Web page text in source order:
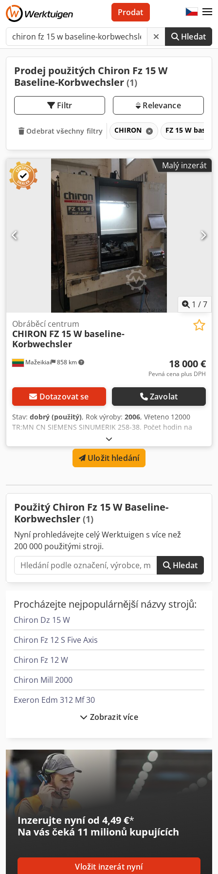
Hledat
Prodat
Prodej použitých Chiron Fz 15 W
Baseline-Korbwechsler (1)
Filtr Relevance
Odebrat všechny filtry CHIRON FZ 15 W
Malý inzerát
1 /7
Mažeikiai 858 km
Obráběcí centrum
CHIRON FZ 15 W baseline-
Korbwechsler
18 000 €
Pevná cena plus DPH
Dotazovat se Zavolat
Stav: dobrý (použitý), Rok výroby: 2006, Vřeteno 12000
TR:MN CN SIEMENS SINUMERIK 258-38. Počet hodin na
počítadle: 85 642 hodin celkový výkon stroje 30 KVA zdvih X
300 mm, zdvih Y 400 mm, zdvih Z 425 mm. otáčky vřetena
12000 ot/min rychlost pojezdu 60 m/min Codpfx Ajn D D
Nhslwsrf nástrojové nástavce SA40 K DISPOZICI JSOU 2
Uložit hledání
Použitý Chiron Fz 15 W Baseline-
Korbwechsler (1)
Nyní prohledávejte celý Werktuigen s více než
200 000 použitými stroji.
Hledat
Procházejte nejpopulárnější názvy strojů:
Chiron Dz 15 W
Chiron Fz 12 S Five Axis
Chiron Fz 12 W
Chiron Mill 2000
Exeron Edm 312 Mf 30
Exeron Edm 313 Mf 30
Gildemeister Ctx 420 Linear V6
Gildemeister Mf Twin 65
Gildemeister Nef 520
Haas St-15
Haas Vf-4
Zobrazit více
Inzerujte nyní od 4,49 €*
Na vás čeká 11 milionů kupujících
Vložit inzerát nyní